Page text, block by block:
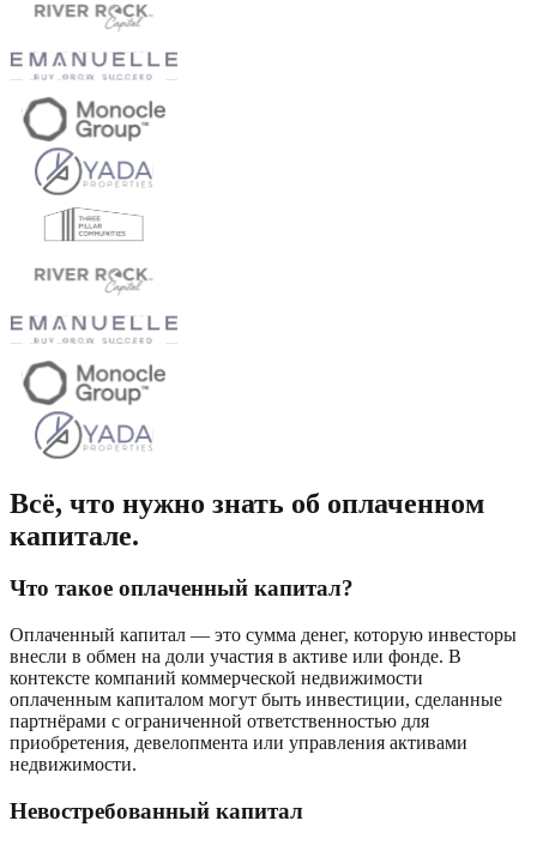
Всё, что нужно знать об оплаченном
капитале.
Что такое оплаченный капитал?
Оплаченный капитал — это сумма денег, которую инвесторы
внесли в обмен на доли участия в активе или фонде. В
контексте компаний коммерческой недвижимости
оплаченным капиталом могут быть инвестиции, сделанные
партнёрами с ограниченной ответственностью для
приобретения, девелопмента или управления активами
недвижимости.
Невостребованный капитал